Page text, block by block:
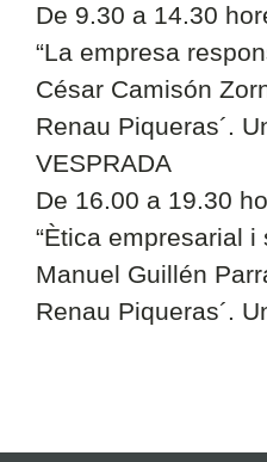
De 9.30 a 14.30
“La empresa
César Camisón
Renau Piqueras´.
VESPRADA
De 16.00 a 19.30
“Ètica empresarial i
Manuel Guillén
Renau Piqueras´.